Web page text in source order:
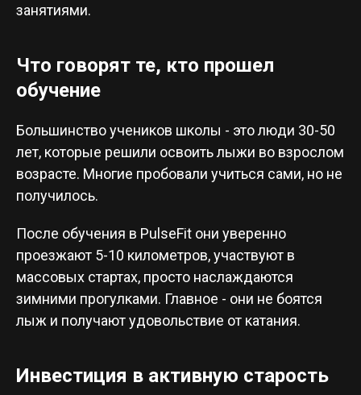
занятиями.
Что говорят те, кто прошел
обучение
Большинство учеников школы - это люди 30-50
лет, которые решили освоить лыжи во взрослом
возрасте. Многие пробовали учиться сами, но не
получилось.
После обучения в PulseFit они уверенно
проезжают 5-10 километров, участвуют в
массовых стартах, просто наслаждаются
зимними прогулками. Главное - они не боятся
лыж и получают удовольствие от катания.
Инвестиция в активную старость